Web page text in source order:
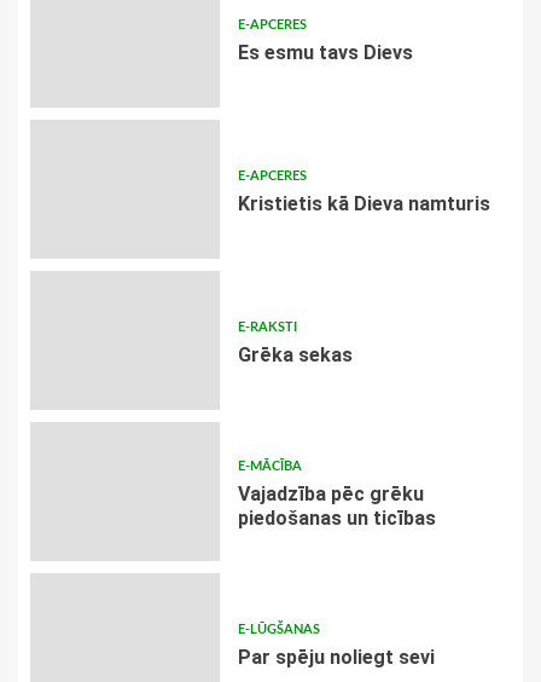
E-APCERES
Es esmu tavs Dievs
E-APCERES
Kristietis kā Dieva namturis
E-RAKSTI
Grēka sekas
E-MĀCĪBA
Vajadzība pēc grēku
piedošanas un ticības
E-LŪGŠANAS
Par spēju noliegt sevi